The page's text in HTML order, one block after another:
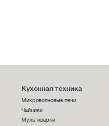
Кухонная техника
Микроволновые печи
Чайники
Мультиварки